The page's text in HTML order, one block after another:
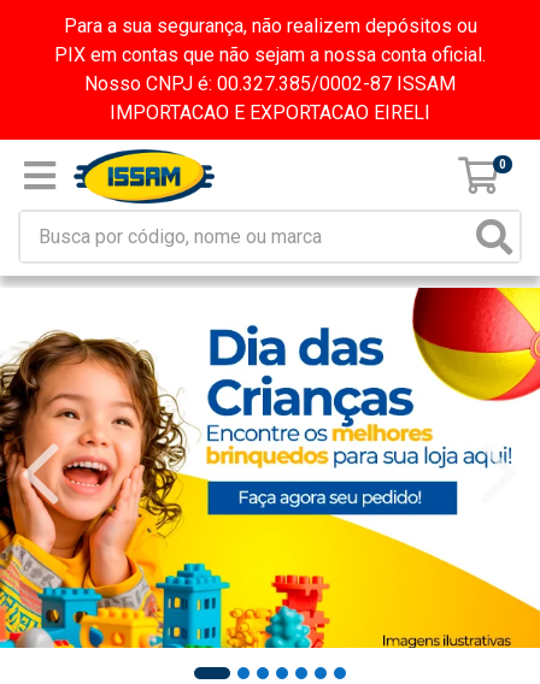
Para a sua segurança, não realizem depósitos ou
PIX em contas que não sejam a nossa conta oficial.
Nosso CNPJ é: 00.327.385/0002-87 ISSAM
IMPORTACAO E EXPORTACAO EIRELI
0